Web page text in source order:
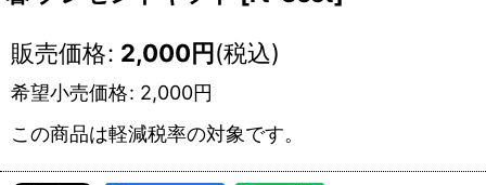
販売価格: 2,000円(税込)
希望小売価格: 2,000円
この商品は軽減税率の対象です。